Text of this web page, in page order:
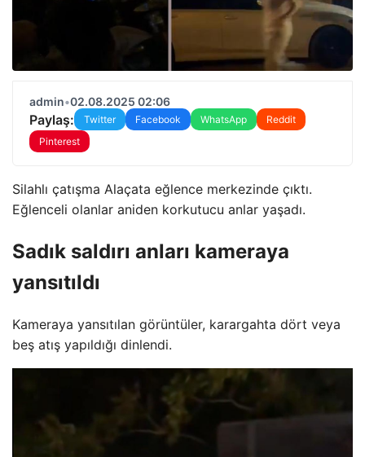
admin•02.08.2025 02:06
Paylaş: Twitter Facebook WhatsApp
Reddit
Pinterest
Silahlı çatışma Alaçata eğlence merkezinde çıktı.
Eğlenceli olanlar aniden korkutucu anlar yaşadı.
Sadık saldırı anları kameraya
yansıtıldı
Kameraya yansıtılan görüntüler, karargahta dört veya
beş atış yapıldığı dinlendi.